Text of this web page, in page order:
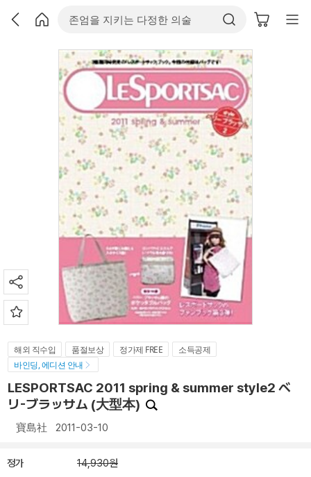
해외 직수입 품절보상 정가제 FREE
소득공제
바인딩, 에디션 안내
LESPORTSAC 2011 spring & summer style2 ベ
リ-ブラッサム (大型本)
寶島社 2011-03-10
정가 14,930원